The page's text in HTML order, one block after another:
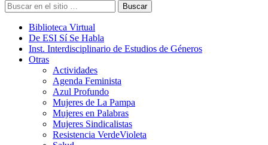
Buscar
Biblioteca Virtual
De ESI Sí Se Habla
Inst. Interdisciplinario de Estudios de Géneros
Otras
Actividades
Agenda Feminista
Azul Profundo
Mujeres de La Pampa
Mujeres en Palabras
Mujeres Sindicalistas
Resistencia VerdeVioleta